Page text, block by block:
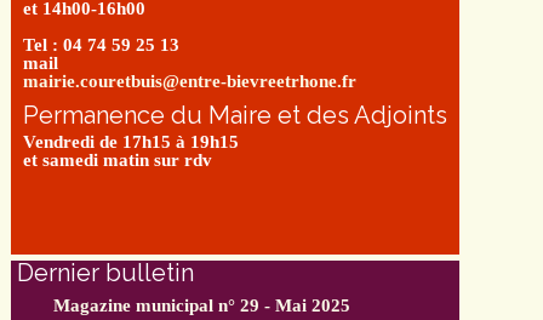
et 14h00-16h00
Tel : 04 74 59 25 13
mail
mairie.couretbuis@entre-bievreetrhone.fr
Permanence du Maire et des Adjoints
Vendredi de 17h15 à 19h15
et samedi matin sur rdv
Dernier bulletin
Magazine municipal n° 29 - Mai 2025